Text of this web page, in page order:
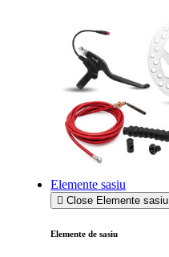
Elemente sasiu
Close Elemente sasiu
Elemente de sasiu